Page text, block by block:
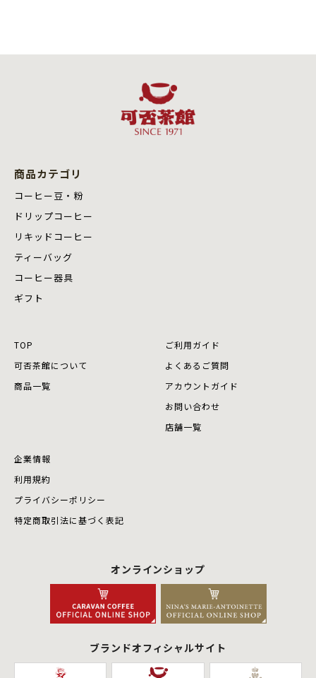
商品カテゴリ
コーヒー豆・粉
ドリップコーヒー
リキッドコーヒー
ティーバッグ
コーヒー器具
ギフト
TOP
可否茶館について
商品⼀覧
ご利用ガイド
よくあるご質問
アカウントガイド
お問い合わせ
店舗⼀覧
企業情報
利用規約
プライバシーポリシー
特定商取引法に基づく表記
オンラインショップ
ブランドオフィシャルサイト